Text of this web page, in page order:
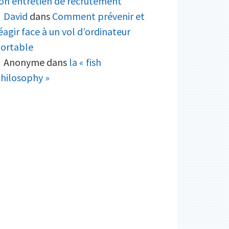
David dans Comment prévenir et
face à un vol d’ordinateur
Anonymedans la « fish
»